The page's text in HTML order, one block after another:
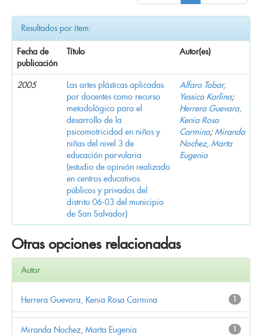
Resultados por ítem:
Fecha de
publicación
Título Autor(es)
2005
Las artes plásticas aplicadas
por docentes como recurso
metodológico para el
desarrollo de la
psicomotricidad en niños y
niñas del nivel 3 de
educación parvularia
(estudio de opinión realizado
en centros educativos
públicos y privados del
distrito 06-03 del municipio
de San Salvador)
Alfaro Tobar,
Yessica Karlina;
Herrera Guevara,
Kenia Rosa
Carmina;Miranda
Nochez, Marta
Eugenia
Otras opciones relacionadas
Autor
1
Herrera Guevara, Kenia Rosa Carmina
1
Miranda Nochez, Marta Eugenia